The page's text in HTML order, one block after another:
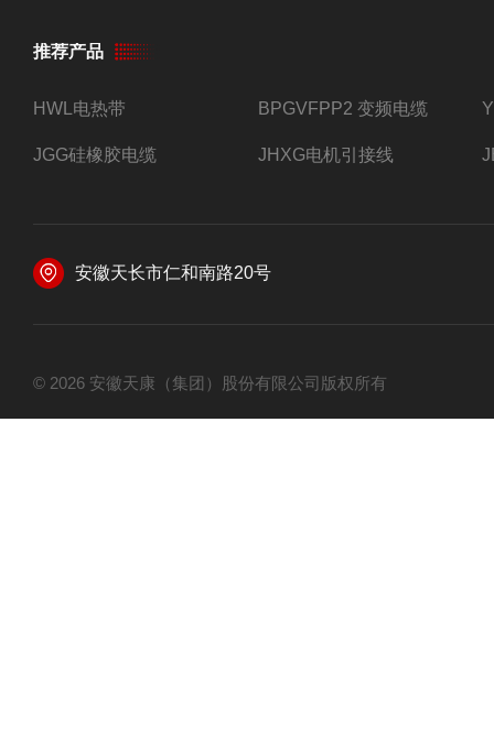
推荐产品
HWL电热带 BPGVFPP2 变频电缆
JGG硅橡胶电缆 JHXG电机引接线
安徽天长市仁和南路20号
© 2026 安徽天康（集团）股份有限公司版权所有